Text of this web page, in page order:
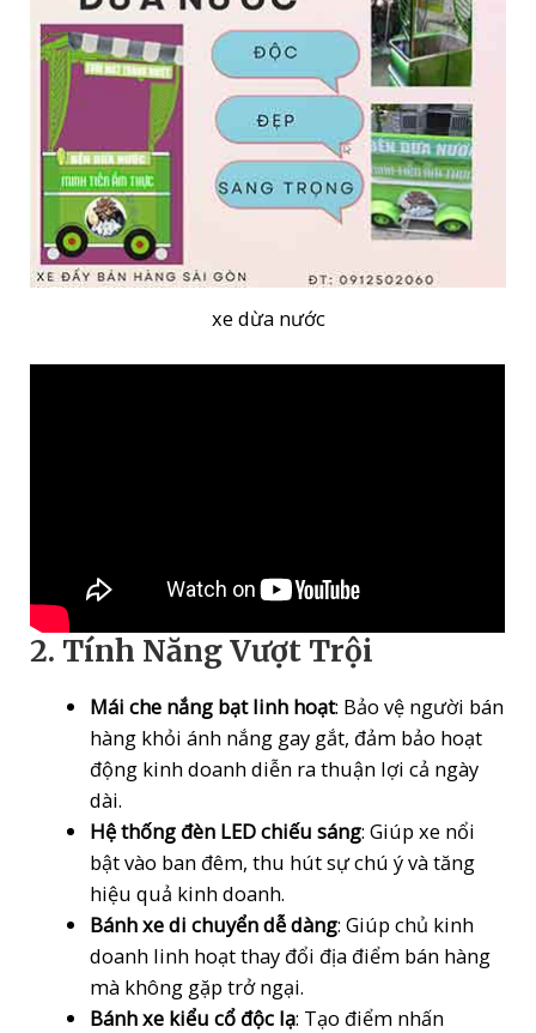
xe dừa nước
2. Tính Năng Vượt Trội
Mái che nắng bạt linh hoạt: Bảo vệ người bán
hàng khỏi ánh nắng gay gắt, đảm bảo hoạt
động kinh doanh diễn ra thuận lợi cả ngày
dài.
Hệ thống đèn LED chiếu sáng: Giúp xe nổi
bật vào ban đêm, thu hút sự chú ý và tăng
hiệu quả kinh doanh.
Bánh xe di chuyển dễ dàng: Giúp chủ kinh
doanh linh hoạt thay đổi địa điểm bán hàng
mà không gặp trở ngại.
Bánh xe kiểu cổ độc lạ: Tạo điểm nhấn